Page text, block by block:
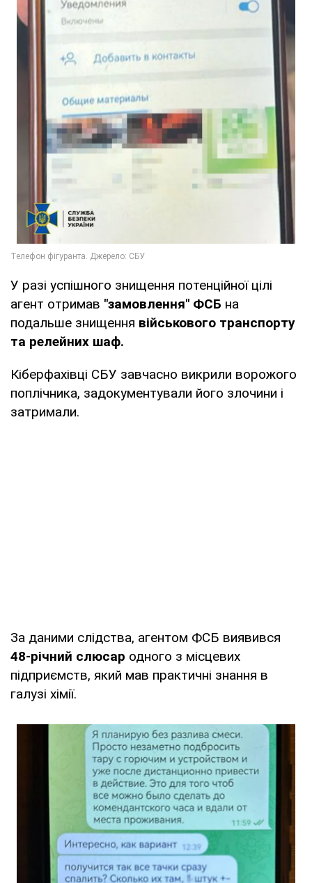
У разі успішного знищення потенційної цілі
агент отримав "замовлення" ФСБ на
подальше знищення військового транспорту
та релейних шаф.
Кіберфахівці СБУ завчасно викрили ворожого
поплічника, задокументували його злочини і
затримали.
За даними слідства, агентом ФСБ виявився
48-річний слюсар одного з місцевих
підприємств, який мав практичні знання в
галузі хімії.